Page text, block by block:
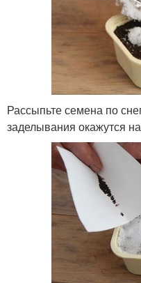
Рассыпьте семена по
заделывания окажутся